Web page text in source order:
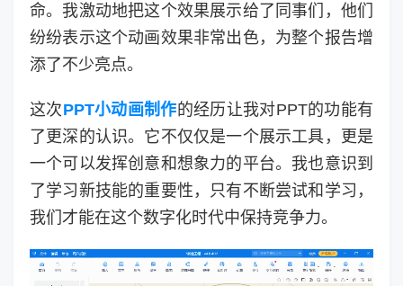
命。我激动地把这个效果展示给了同事们，他们
纷纷表示这个动画效果非常出色，为整个报告增
添了不少亮点。
这次PPT小动画制作的经历让我对PPT的功能有
了更深的认识。它不仅仅是一个展示工具，更是
一个可以发挥创意和想象力的平台。我也意识到
了学习新技能的重要性，只有不断尝试和学习，
我们才能在这个数字化时代中保持竞争力。